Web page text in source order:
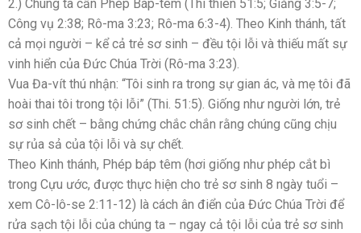
2.) Chúng ta cần Phép Báp-têm (Thi thiên 51:5; Giăng 3:5-7;
Công vụ 2:38; Rô-ma 3:23; Rô-ma 6:3-4). Theo Kinh thánh, tất
cả mọi người – kể cả trẻ sơ sinh – đều tội lỗi và thiếu mất sự
vinh hiển của Đức Chúa Trời (Rô-ma 3:23).
Vua Đa-vít thú nhận: “Tôi sinh ra trong sự gian ác, và mẹ tôi đã
hoài thai tôi trong tội lỗi” (Thi. 51:5). Giống như người lớn, trẻ
sơ sinh chết – bằng chứng chắc chắn rằng chúng cũng chịu
sự rủa sả của tội lỗi và sự chết.
Theo Kinh thánh, Phép báp têm (hơi giống như phép cắt bì
trong Cựu ước, được thực hiện cho trẻ sơ sinh 8 ngày tuổi –
xem Cô-lô-se 2:11-12) là cách ân điển của Đức Chúa Trời để
rửa sạch tội lỗi của chúng ta – ngay cả tội lỗi của trẻ sơ sinh